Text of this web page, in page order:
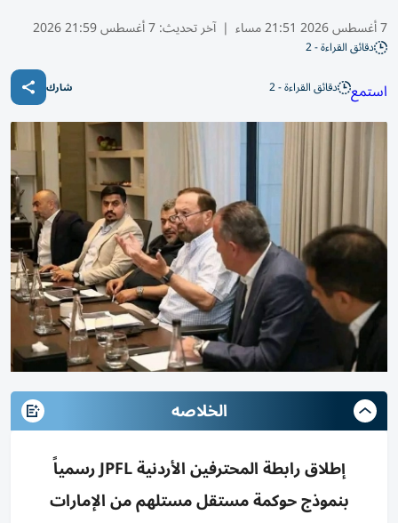
7 أغسطس 2026 21:51 مساء | آخر تحديث:7 أغسطس 21:59 2026
دقائق القراءة - 2
استمع دقائق القراءة - 2 شارك
الخلاصه
إطلاق رابطة المحترفين الأردنية JPFL رسمياً
بنموذج حوكمة مستقل مستلهم من الإمارات